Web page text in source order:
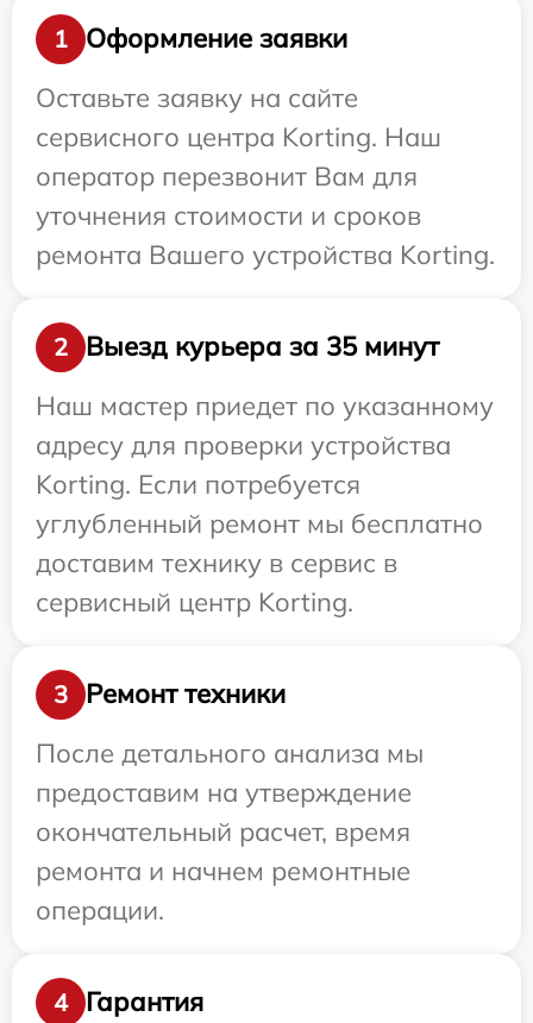
1
Оформление заявки
Оставьте заявку на сайте
сервисного центра Korting. Наш
оператор перезвонит Вам для
уточнения стоимости и сроков
ремонта Вашего устройства Korting.
2
Выезд курьера за 35 минут
Наш мастер приедет по указанному
адресу для проверки устройства
Korting. Если потребуется
углубленный ремонт мы бесплатно
доставим технику в сервис в
сервисный центр Korting.
3
Ремонт техники
После детального анализа мы
предоставим на утверждение
окончательный расчет, время
ремонта и начнем ремонтные
операции.
4 Гарантия